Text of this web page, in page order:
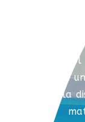
donnant
initial, la
des